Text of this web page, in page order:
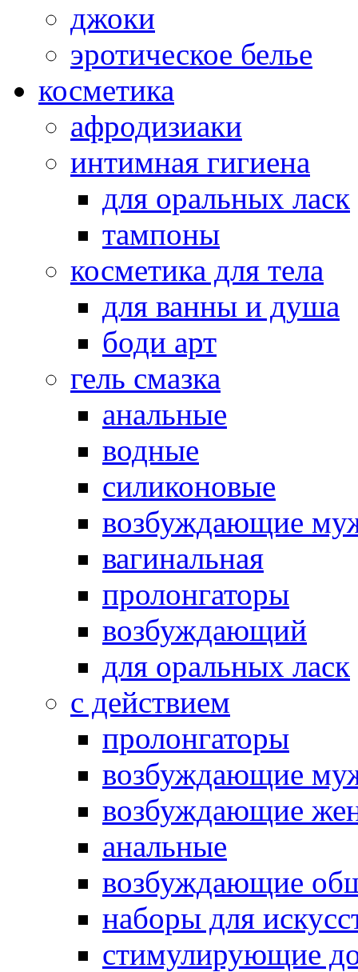
джоки
эротическое белье
косметика
афродизиаки
интимная гигиена
для оральных ласк
тампоны
косметика для тела
для ванны и душа
боди арт
гель смазка
анальные
водные
силиконовые
возбуждающие
вагинальная
пролонгаторы
возбуждающий
для оральных ласк
с действием
пролонгаторы
возбуждающие
возбуждающие
анальные
возбуждающие
наборы для
стимулирующие